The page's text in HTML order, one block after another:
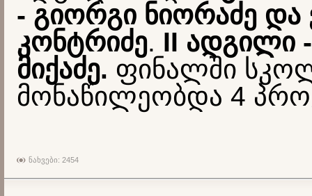
- გიორგი ნიორაძე და
კონტრიძე. II ადგილი -
მიქაძე. ფინალში
მონაწილეობდა 4
ნახვები: 2454